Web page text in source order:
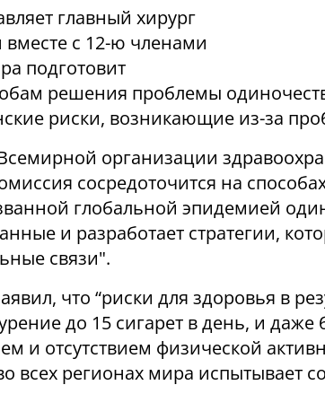
главный хирург
с 12-ю членами
подготовит
решения проблемы
риски, возникающие из-за
организации
сосредоточится на
глобальной эпидемией
и разработает стратегии,
связи".
что “риски для здоровья в
до 15 сигарет в день, и
и отсутствием физической
всех регионах мира испытывает